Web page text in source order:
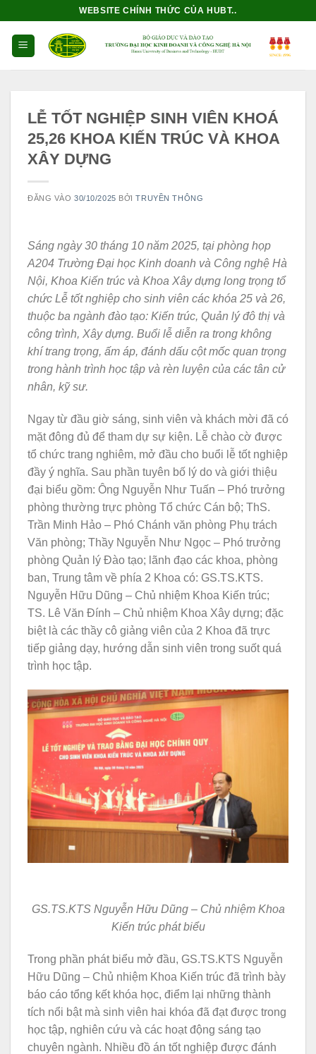
dung
WEBSITE CHÍNH THỨC CỦA HUBT..
LỄ TỐT NGHIỆP SINH VIÊN KHOÁ
25,26 KHOA KIẾN TRÚC VÀ KHOA
XÂY DỰNG
ĐĂNG VÀO30/10/2025 BỞITRUYỀN THÔNG
Sáng ngày 30 tháng 10 năm 2025, tại phòng họp
A204 Trường Đại học Kinh doanh và Công nghệ Hà
Nội, Khoa Kiến trúc và Khoa Xây dựng long trọng tổ
chức Lễ tốt nghiệp cho sinh viên các khóa 25 và 26,
thuộc ba ngành đào tạo: Kiến trúc, Quản lý đô thị và
công trình, Xây dựng. Buổi lễ diễn ra trong không
khí trang trọng, ấm áp, đánh dấu cột mốc quan trọng
trong hành trình học tập và rèn luyện của các tân cử
nhân, kỹ sư.
Ngay từ đầu giờ sáng, sinh viên và khách mời đã có
mặt đông đủ để tham dự sự kiện. Lễ chào cờ được
tổ chức trang nghiêm, mở đầu cho buổi lễ tốt nghiệp
đầy ý nghĩa. Sau phần tuyên bố lý do và giới thiệu
đại biểu gồm: Ông Nguyễn Như Tuấn – Phó trưởng
phòng thường trực phòng Tổ chức Cán bộ; ThS.
Trần Minh Hảo – Phó Chánh văn phòng Phụ trách
Văn phòng; Thầy Nguyễn Như Ngọc – Phó trưởng
phòng Quản lý Đào tạo; lãnh đạo các khoa, phòng
ban, Trung tâm về phía 2 Khoa có: GS.TS.KTS.
Nguyễn Hữu Dũng – Chủ nhiệm Khoa Kiến trúc;
TS. Lê Văn Đính – Chủ nhiệm Khoa Xây dựng; đặc
biệt là các thầy cô giảng viên của 2 Khoa đã trực
tiếp giảng dạy, hướng dẫn sinh viên trong suốt quá
trình học tập.
GS.TS.KTS Nguyễn Hữu Dũng – Chủ nhiệm Khoa
Kiến trúc phát biểu
Trong phần phát biểu mở đầu, GS.TS.KTS Nguyễn
Hữu Dũng – Chủ nhiệm Khoa Kiến trúc đã trình bày
báo cáo tổng kết khóa học, điểm lại những thành
tích nổi bật mà sinh viên hai khóa đã đạt được trong
học tập, nghiên cứu và các hoạt động sáng tạo
chuyên ngành. Nhiều đồ án tốt nghiệp được đánh